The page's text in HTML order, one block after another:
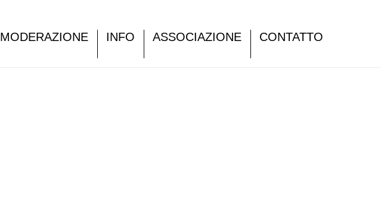
MODERAZIONE INFO ASSOCIAZIONE CONTATTO